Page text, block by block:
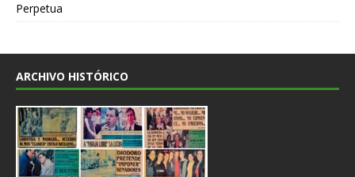
Perpetua
ARCHIVO HISTÓRICO